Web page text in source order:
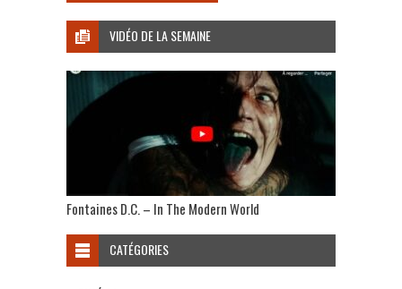
VIDÉO DE LA SEMAINE
Fontaines D.C. – In The Modern World
CATÉGORIES